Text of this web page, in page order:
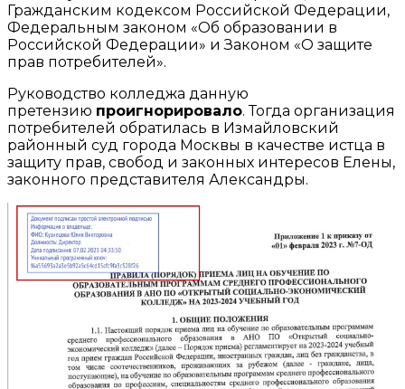
Гражданским кодексом Российской Федерации,
Федеральным законом «Об образовании в
Российской Федерации» и Законом «О защите
прав потребителей».
Руководство колледжа данную
претензию проигнорировало. Тогда организация
потребителей обратилась в Измайловский
районный суд города Москвы в качестве истца в
защиту прав, свобод и законных интересов Елены,
законного представителя Александры.